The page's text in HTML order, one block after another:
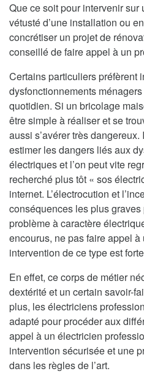
Que ce soit pour intervenir
vétusté d’une installation ou
concrétiser un projet de
conseillé de faire appel à un
Certains particuliers préfèrent
dysfonctionnements
quotidien. Si un bricolage
être simple à réaliser et se
aussi s’avérer très
estimer les dangers liés aux
électriques et l’on peut vite
recherché plus tôt « sos
internet. L’électrocution et
conséquences les plus
problème à caractère
encourus, ne pas faire appel
intervention de ce type est
En effet, ce corps de métier
dextérité et un certain savoir-
plus, les électriciens
adapté pour procéder aux
appel à un électricien
intervention sécurisée et une
dans les règles de l’art.